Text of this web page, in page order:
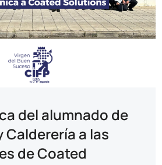
del alumnado de
Calderería a las
de Coated